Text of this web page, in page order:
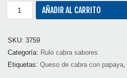
AÑADIR AL CARRITO
SKU: 3759
Categoría: Rulo cabra sabores
Etiquetas: Queso de cabra con papaya